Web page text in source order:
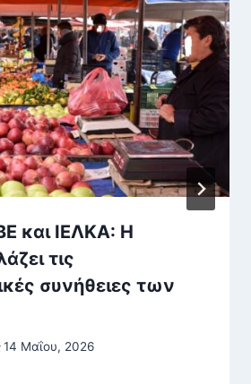
και ΙΕΛΚΑ: Η
τις
συνήθειες των
14 Μαΐου, 2026